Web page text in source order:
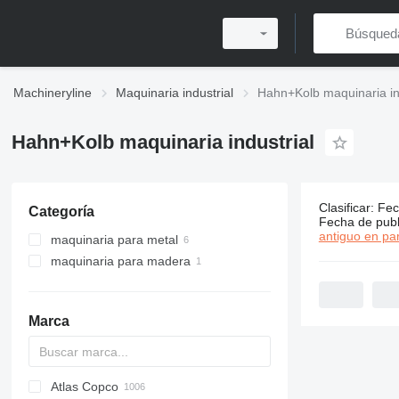
Machineryline Maquinaria industrial Hahn+Kolb maquinaria
Hahn+Kolb maquinaria industrial
Categoría
maquinaria para metal
pulidoras de metal
máquinas de medición de
coordenadas
maquinaria para madera
Marca
PDS
APD
AB
Ensis
VZ
AG3
Atlas Copco
7
Clasificar:
Fecha de
antiguo en